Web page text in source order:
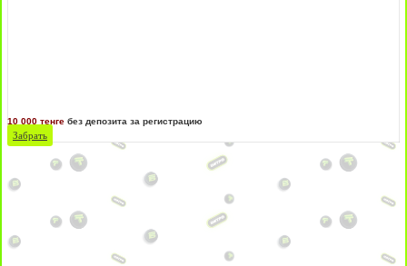
10 000 тенге без депозита за регистрацию
Забрать